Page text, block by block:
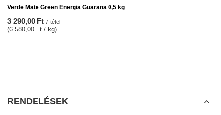
Verde Mate Green Energia Guarana 0,5 kg
3 290,00 Ft / tétel
(6 580,00 Ft / kg)
RENDELÉSEK